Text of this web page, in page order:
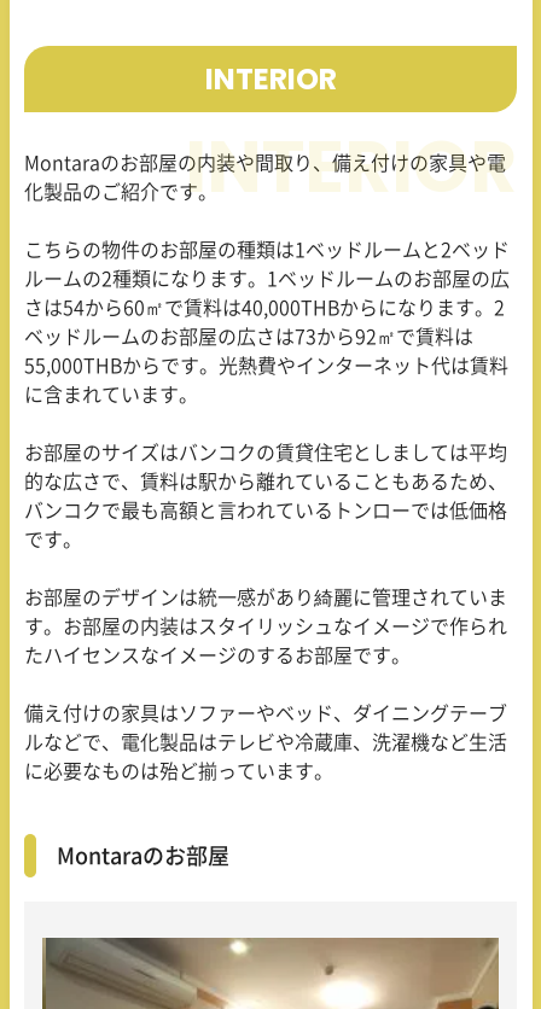
INTERIOR
Montaraのお部屋の内装や間取り、備え付けの家具や電
化製品のご紹介です。
こちらの物件のお部屋の種類は1 ベッドルームと2ベッド
ルームの2種類になります。 1 ベッドルームのお部屋の広
さは54から60㎡で賃料は40,000THBからになります。 2
ベッドルームのお部屋の広さは73から92㎡で賃料は
55,000THBからです。光熱費やインターネット代は賃料
に含まれています。
お部屋のサイズはバンコクの賃貸住宅としましては平均
的な広さで、賃料は駅から離れていることもあるため、
バンコクで最も高額と言われているトンローでは低価格
です。
お部屋のデザインは統一感があり綺麗に管理されていま
す。お部屋の内装はスタイリッシュなイメージで作られ
たハイセンスなイメージのするお部屋です。
備え付けの家具はソファーやベッド、ダイニングテーブ
ルなどで、電化製品はテレビや冷蔵庫、洗濯機など生活
に必要なものは殆ど揃っています。
Montaraのお部屋